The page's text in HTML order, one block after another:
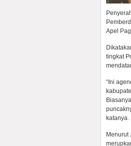
Apel
tingkat
“Ini
katanya.
Menurut